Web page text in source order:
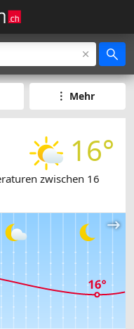
Mehr
16°
zwischen 16